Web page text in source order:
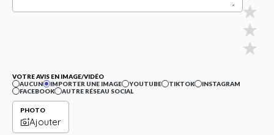
VOTRE AVIS EN IMAGE/VIDÉO
AUCUN
IMPORTER UNE IMAGE YOUTUBE TIKTOK
INSTAGRAM
FACEBOOK
AUTRE RÉSEAU SOCIAL
PHOTO
Ajouter